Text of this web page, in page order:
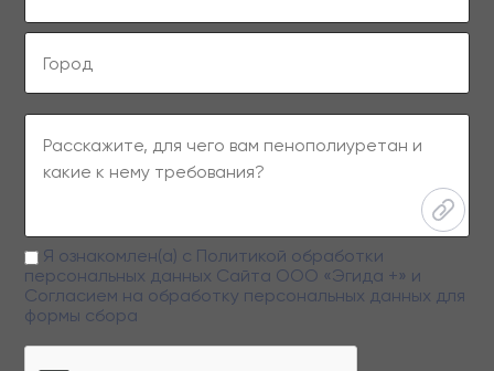
Я ознакомлен(а) с Политикой обработки
персональных данных Сайта ООО «Эгида +» и
Согласием на обработку персональных данных для
формы сбора